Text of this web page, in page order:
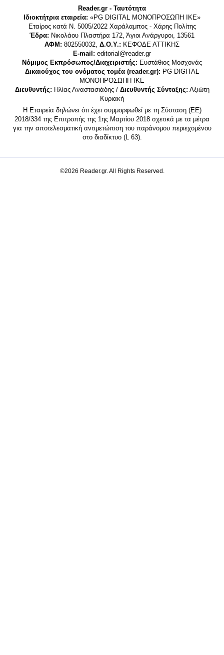
Reader.gr - Ταυτότητα
Ιδιοκτήτρια εταιρεία: «PG DIGITAL MONΟΠΡΟΣΩΠΗ ΙΚΕ»
Εταίρος κατά Ν. 5005/2022 Χαράλαμπος - Χάρης Πολίτης
Έδρα: Νικολάου Πλαστήρα 172, Άγιοι Ανάργυροι, 13561
ΑΦΜ: 802550032, Δ.Ο.Υ.: ΚΕΦΟΔΕ ΑΤΤΙΚΗΣ
E-mail: editorial@reader.gr
Νόμιμος Εκπρόσωπος/Διαχειριστής: Ευστάθιος Μοσχονάς
Δικαιούχος του ονόματος τομέα (reader.gr): PG DIGITAL
MONΟΠΡΟΣΩΠΗ ΙΚΕ
Διευθυντής: Ηλίας Αναστασιάδης / Διευθυντής Σύνταξης: Αξιώτη
Κυριακή
Η Εταιρεία δηλώνει ότι έχει συμμορφωθεί με τη Σύσταση (ΕΕ)
2018/334 της Επιτροπής της 1ης Μαρτίου 2018 σχετικά με τα μέτρα
για την αποτελεσματική αντιμετώπιση του παράνομου περιεχομένου
στο διαδίκτυο (L 63).
©2026 Reader.gr. All Rights Reserved.